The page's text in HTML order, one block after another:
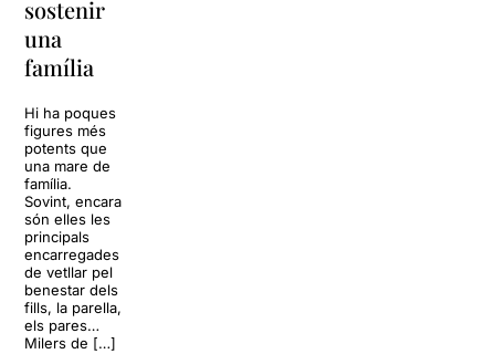
sostenir
una
família
Hi ha poques
figures més
potents que
una mare de
família.
Sovint, encara
són elles les
principals
encarregades
de vetllar pel
benestar dels
fills, la parella,
els pares…
Milers de […]